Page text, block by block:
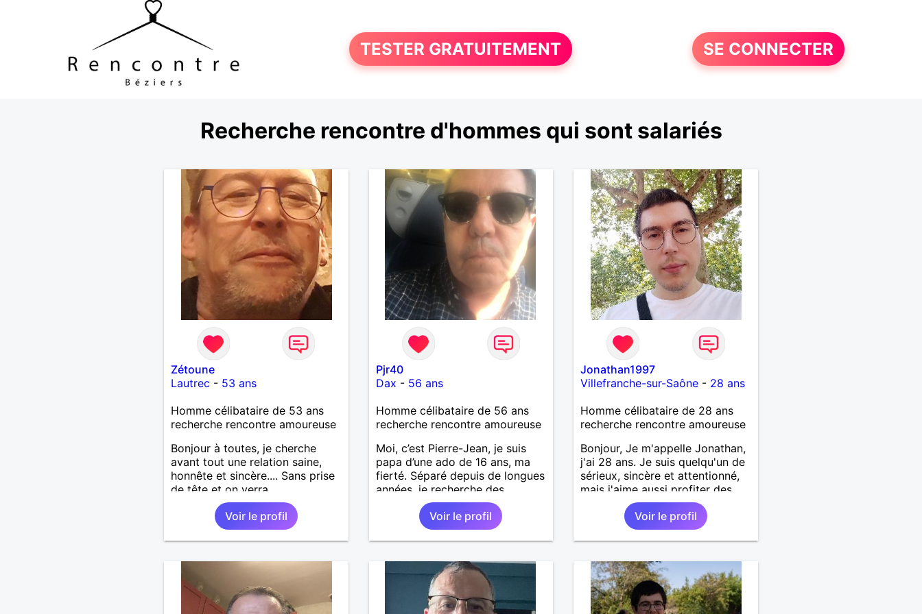
TESTER GRATUITEMENT SE CONNECTER
Recherche rencontre d'hommes qui sont salariés
Zétoune
Lautrec - 53 ans
Homme célibataire de 53 ans
recherche rencontre amoureuse
Bonjour à toutes, je cherche
avant tout une relation saine,
honnête et sincère.... Sans prise
de tête et on verra
Voir le profil
Pjr40
Dax - 56 ans
Homme célibataire de 56 ans
recherche rencontre amoureuse
Moi, c’est Pierre-Jean, je suis
papa d’une ado de 16 ans, ma
fierté. Séparé depuis de longues
années, je recherche des
affinités amicales afin de
rompre une solitude parfois
difficile à gérer ainsi que casser
le vague à l’âme. L’amitié reste
yeux mais peut se décliner en
des sentiments plus puissants.
« Le temps fera son œuvre »
Voir le profil
Jonathan1997
Villefranche-sur-Saône - 28 ans
Homme célibataire de 28 ans
recherche rencontre amoureuse
Bonjour, Je m'appelle Jonathan,
j'ai 28 ans. Je suis quelqu'un de
sérieux, sincère et attentionné,
mais j'aime aussi profiter des
bons moments de la vie avec
humour et simplicité. J'apprécie
les voyages, les découvertes,
les jeux vidéo et les moments
recherche d'une personne
authentique avec qui partager
de belles expériences,
Voir le profil